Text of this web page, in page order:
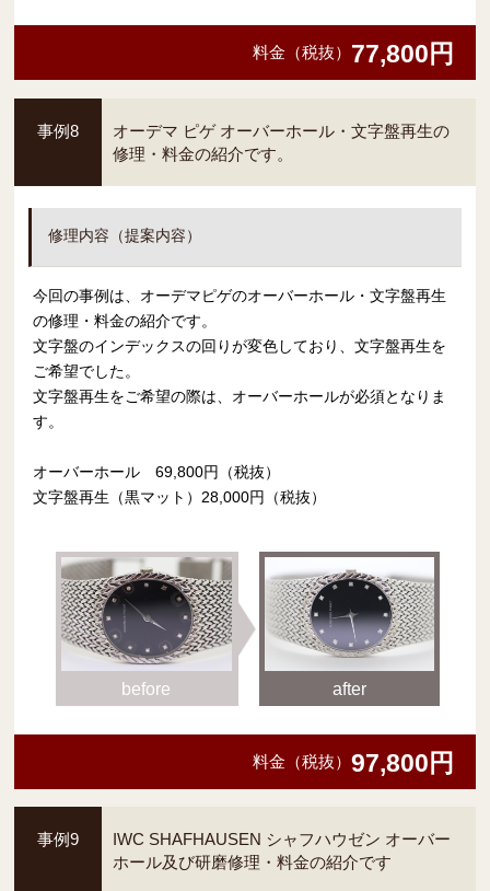
料金（税抜） 77,800円
事例8
オーデマ ピゲ オーバーホール・文字盤再生の
修理・料金の紹介です。
修理内容（提案内容）
今回の事例は、オーデマピゲのオーバーホール・文字盤再生
の修理・料金の紹介です。
文字盤のインデックスの回りが変色しており、文字盤再生を
ご希望でした。
文字盤再生をご希望の際は、オーバーホールが必須となりま
す。
オーバーホール 69,800円（税抜）
文字盤再生（黒マット）28,000円（税抜）
before after
料金（税抜） 97,800円
事例9
IWC SHAFHAUSEN シャフハウゼン オーバー
ホール及び研磨修理・料金の紹介です